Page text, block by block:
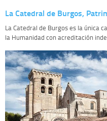
La Catedral de Burgos,
La Catedral de Burgos es la única
la Humanidad con acreditación